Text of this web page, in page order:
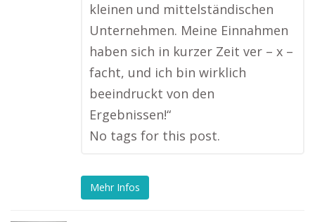
kleinen und mittelständischen
Unternehmen. Meine Einnahmen
haben sich in kurzer Zeit ver – x –
facht, und ich bin wirklich
beeindruckt von den
Ergebnissen!“
No tags for this post.
Mehr Infos